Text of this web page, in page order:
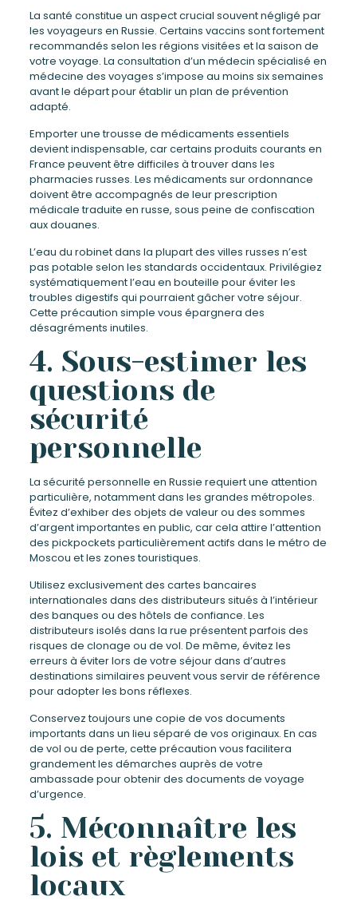
La santé constitue un aspect crucial souvent négligé par
les voyageurs en Russie. Certains vaccins sont fortement
recommandés selon les régions visitées et la saison de
votre voyage. La consultation d’un médecin spécialisé en
médecine des voyages s’impose au moins six semaines
avant le départ pour établir un plan de prévention
adapté.
Emporter une trousse de médicaments essentiels
devient indispensable, car certains produits courants en
France peuvent être difficiles à trouver dans les
pharmacies russes. Les médicaments sur ordonnance
doivent être accompagnés de leur prescription
médicale traduite en russe, sous peine de confiscation
aux douanes.
L’eau du robinet dans la plupart des villes russes n’est
pas potable selon les standards occidentaux. Privilégiez
systématiquement l’eau en bouteille pour éviter les
troubles digestifs qui pourraient gâcher votre séjour.
Cette précaution simple vous épargnera des
désagréments inutiles.
4. Sous-estimer les
questions de
sécurité
personnelle
La sécurité personnelle en Russie requiert une attention
particulière, notamment dans les grandes métropoles.
Évitez d’exhiber des objets de valeur ou des sommes
d’argent importantes en public, car cela attire l’attention
des pickpockets particulièrement actifs dans le métro de
Moscou et les zones touristiques.
Utilisez exclusivement des cartes bancaires
internationales dans des distributeurs situés à l’intérieur
des banques ou des hôtels de confiance. Les
distributeurs isolés dans la rue présentent parfois des
risques de clonage ou de vol. De même, évitez les
erreurs à éviter lors de votre séjour dans d’autres
destinations similaires peuvent vous servir de référence
pour adopter les bons réflexes.
Conservez toujours une copie de vos documents
importants dans un lieu séparé de vos originaux. En cas
de vol ou de perte, cette précaution vous facilitera
grandement les démarches auprès de votre
ambassade pour obtenir des documents de voyage
d’urgence.
5. Méconnaître les
lois et règlements
locaux